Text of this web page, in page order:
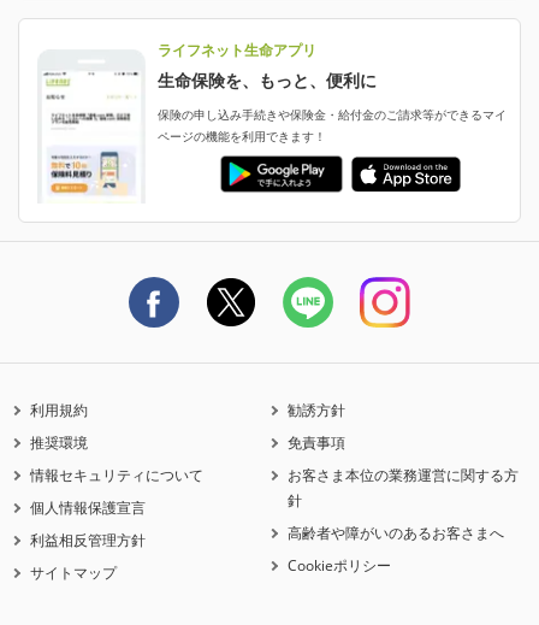
評判・口コミ
ご契約者さまに聞きました！
申し込みガイド
ご契約の流れと必要書類
保険料の支払い方法
認知症・MCIに備える
ご契約者さま向け各種お手続き・サービス
保険金・給付金のご請求
生命保険料控除に関するご案内
契約更新を迎えるご契約者さまへ
採用情報
生命保険マニフェスト
ライフネット生命のCMページ
ライフネット生命公式note
資料請求
ライフネット生命アプリ
生命保険を、もっと、便利に
保険の申し込み手続きや保険金・給付金のご請求等ができるマイ
ページの機能を利用できます！
利用規約
推奨環境
情報セキュリティについて
個人情報保護宣言
利益相反管理方針
サイトマップ
勧誘方針
免責事項
お客さま本位の業務運営に関する方
針
高齢者や障がいのあるお客さまへ
Cookieポリシー